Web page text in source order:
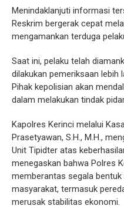
Menindaklanjuti informasi
Reskrim bergerak cepat
mengamankan terduga
Saat ini, pelaku telah
dilakukan pemeriksaan lebih
Pihak kepolisian akan
dalam melakukan tindak
Kapolres Kerinci melalui
Prasetyawan, S.H., M.H.,
Unit Tipidter atas
menegaskan bahwa Polres
memberantas segala
masyarakat, termasuk
merusak stabilitas ekonomi.